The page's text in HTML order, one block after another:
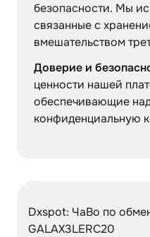
безопасности. Мы
связанные с
вмешательством
Доверие и
ценности нашей
обеспечивающие
конфиденциальную
Dxspot: ЧаВо по
GALAX3LERC20